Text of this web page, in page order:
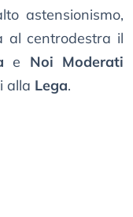
astensionismo,
al centrodestra il
e Noi Moderati
alla Lega.